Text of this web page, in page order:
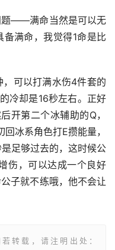
题——满命当然是可以无
满命，我觉得1命是比
，可以打满水伤4件套的
冷却是16秒左右。正好
开第二个冰辅助的Q，
冰系角色打E攒能量，
足够过去的，这时候公
伤，可以达成一个良好
子就不练哦，他不会让
转载，请注明出处：